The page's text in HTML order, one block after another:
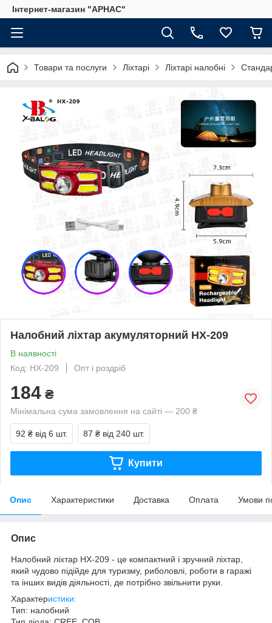
Інтернет-магазин "АРНАС"
Товари та послуги Ліхтарі Ліхтарі налобні
Налобний ліхтар акумуляторний HX-209
В наявності
Код: HX-209
Опт і роздріб
184 ₴
Мінімальна сума замовлення на сайті — 200 ₴
92 ₴ від 6 шт. 87 ₴ від 240 шт.
Купити
Опис Характеристики Доставка Оплата Умови
Опис
Налобний ліхтар HX-209 - це компактний і зручний ліхтар,
який чудово підійде для туризму, риболовлі, роботи в гаражі
та інших видів діяльності, де потрібно звільнити руки.
Характеристики:
Тип: налобний